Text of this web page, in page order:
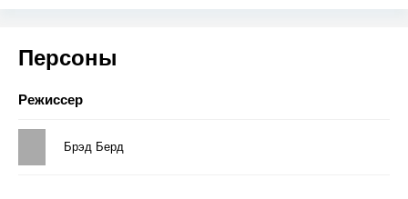
Персоны
Режиссер
Брэд Берд